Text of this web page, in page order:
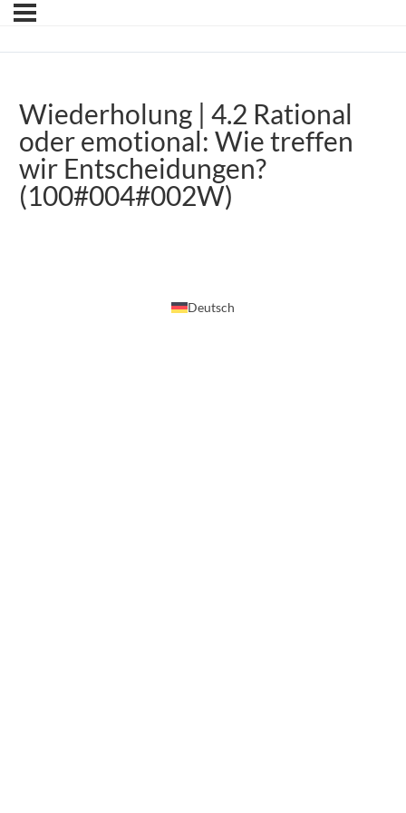
Wiederholung | 4.2 Rational
oder emotional: Wie treffen
wir Entscheidungen?
(100#004#002W)
Deutsch